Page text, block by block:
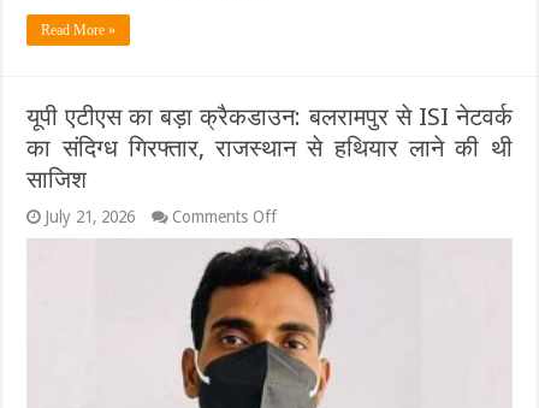
सिर्फ
एक
बेटा
Read More »
यूपी एटीएस का बड़ा क्रैकडाउन: बलरामपुर से ISI नेटवर्क
का संदिग्ध गिरफ्तार, राजस्थान से हथियार लाने की थी
साजिश
July 21, 2026 Comments Offon
यूपी
एटीएस
का
बड़ा
क्रैकडाउन:
बलरामपुर
से
ISI
नेटवर्क